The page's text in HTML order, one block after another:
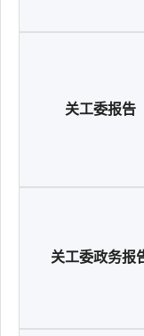
关工委报告
关工委政务报